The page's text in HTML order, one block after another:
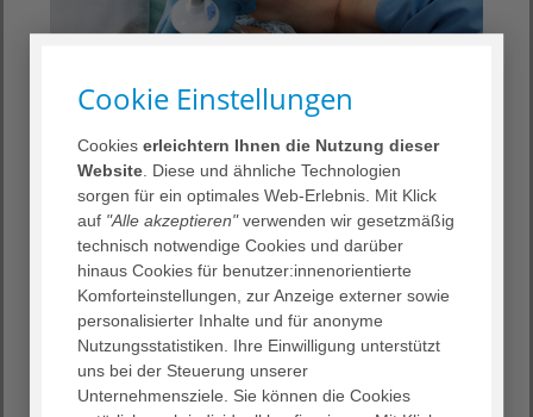
SDG 13 Maßnahmen zum Klimaschutz
AGAPLESION will dazu beitragen den Klimawandel zu
begrenzen, indem wir aktiv Maßnahmen zur Reduktion
eigener klimaschädlicher Emissionen umsetzen. Die THG-
Bilanzierung sowie z.B. Projekte zur Energieeffizienz und
Mobilitätskonzepte sind konkrete Schritte auf unserem
Weg. Dabei fördern wir auch Klimabildung und -
Cookie Einstellungen
Cookieserleichtern Ihnen die Nutzung dieser
Website . Diese und ähnliche Technologien
sorgen für ein optimales Web-Erlebnis. Mit Klick
auf "Alle akzeptieren"verwenden wir gesetzmäßig
technisch notwendige Cookies und darüber
hinaus Cookies für benutzer:innenorientierte
Komforteinstellungen, zur Anzeige externer sowie
personalisierter Inhalte und für anonyme
Nutzungsstatistiken. Ihre Einwilligung unterstützt
uns bei der Steuerung unserer
Unternehmensziele. Sie können die Cookies